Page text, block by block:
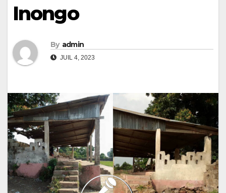
Inongo
By admin
JUIL 4, 2023